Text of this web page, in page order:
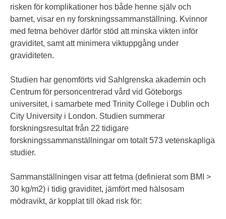
risken för komplikationer hos både henne själv och
barnet, visar en ny forskningssammanställning. Kvinnor
med fetma behöver därför stöd att minska vikten inför
graviditet, samt att minimera viktuppgång under
graviditeten.
Studien har genomförts vid Sahlgrenska akademin och
Centrum för personcentrerad vård vid Göteborgs
universitet, i samarbete med Trinity College i Dublin och
City University i London. Studien summerar
forskningsresultat från 22 tidigare
forskningssammanställningar om totalt 573 vetenskapliga
studier.
Sammanställningen visar att fetma (definierat som BMI >
30 kg/m2) i tidig graviditet, jämfört med hälsosam
mödravikt, är kopplat till ökad risk för: